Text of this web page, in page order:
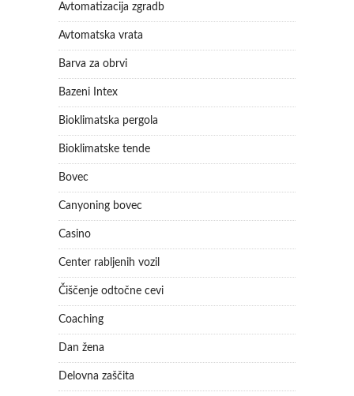
Avtomatizacija zgradb
Avtomatska vrata
Barva za obrvi
Bazeni Intex
Bioklimatska pergola
Bioklimatske tende
Bovec
Canyoning bovec
Casino
Center rabljenih vozil
Čiščenje odtočne cevi
Coaching
Dan žena
Delovna zaščita